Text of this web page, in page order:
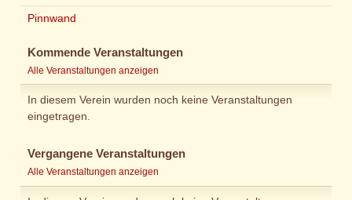
Pinnwand
Kommende Veranstaltungen
Alle Veranstaltungen anzeigen
In diesem Verein wurden noch keine Veranstaltungen
eingetragen.
Vergangene Veranstaltungen
Alle Veranstaltungen anzeigen